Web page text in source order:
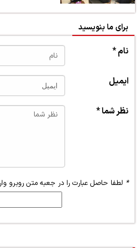
برای ما بنویسید
نام *
ایمیل
نظر شما *
* لطفا حاصل عبارت را در جعبه متن روبرو